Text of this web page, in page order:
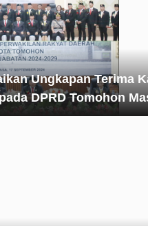
Ungkapan Terima
DPRD Tomohon